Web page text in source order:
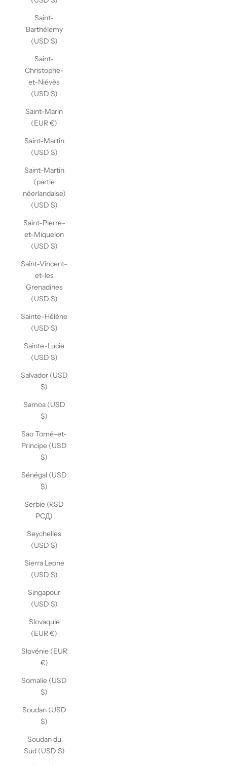
Saint-
Barthélemy
(USD $)
Saint-
Christophe-
et-Niévès
(USD $)
Saint-Marin
(EUR €)
Saint-Martin
(USD $)
Saint-Martin
(partie
néerlandaise)
(USD $)
Saint-Pierre-
et-Miquelon
(USD $)
Saint-Vincent-
et-les
Grenadines
(USD $)
Sainte-Hélène
(USD $)
Sainte-Lucie
(USD $)
Salvador (USD
$)
Samoa (USD
$)
Sao Tomé-et-
Principe (USD
$)
Sénégal (USD
$)
Serbie (RSD
РСД)
Seychelles
(USD $)
Sierra Leone
(USD $)
Singapour
(USD $)
Slovaquie
(EUR €)
Slovénie (EUR
€)
Somalie (USD
$)
Soudan (USD
$)
Soudan du
Sud (USD $)